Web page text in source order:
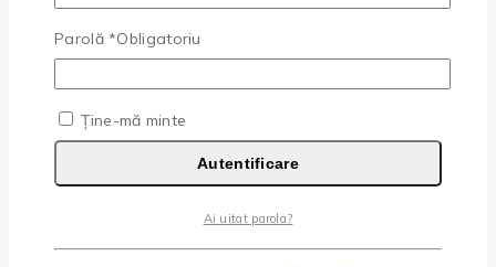
în pagina produsului.
Adaugă La Favorite Quick View
PREMADE 5D / C, CC, M, L, D / 7mm-14mm / 20 de
Parolă*Obligatoriu
Ține-mă minte
Autentificare
Ai uitat parola?